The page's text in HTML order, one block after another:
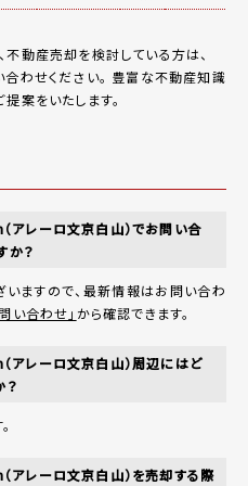
動産売却を検討している方は、
合わせください。 豊富な不動産知識
案をいたします。
レーロ文京白山）でお問い合
か？
ますので、最新情報はお問い合わ
い合わせ」 から確認できます。
レーロ文京白山）周辺にはど
レーロ文京白山）を売却する際